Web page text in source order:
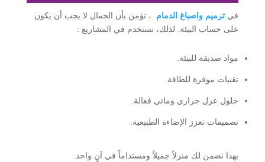
في ترميم واصباغ الدمام ، نؤمن بأن الجمال لا يجب أن يكون
على حساب البيئة. لذلك، نستخدم في المشاريع :
مواد صديقة للبيئة.
تقنيات موفرة للطاقة.
حلول عزل حراري ومائي فعالة.
تصميمات تعزز الإضاءة الطبيعية.
بهذا نضمن لك منزلاً جميلاً ومستداماً في آنٍ واحد.